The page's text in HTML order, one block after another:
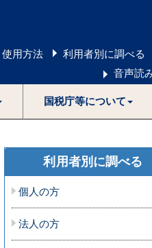
用方法 利用者別に調べる
音声読
国税庁等について
利用者別に調べる
個人の方
法人の方